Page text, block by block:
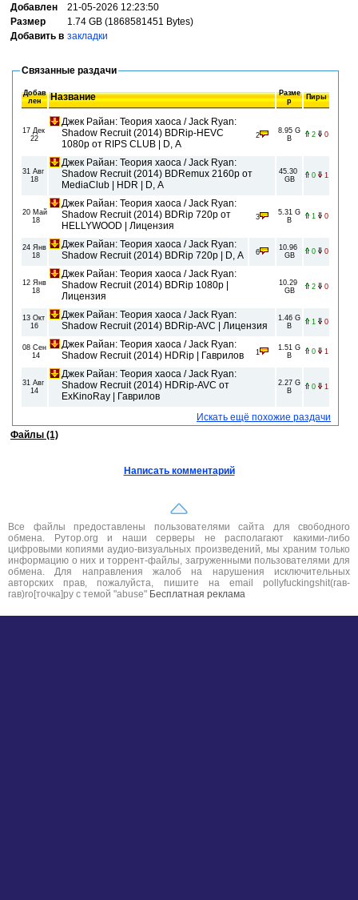
Добавлен
21-05-2026 12:23:50
Размер
1.74 GB (1868581451 Bytes)
Добавить в закладки
Связанные раздачи
Добав
лен
Название
Разме
р
Пиры
17 Дек
22
Джек Райан: Теория хаоса / Jack Ryan:
Shadow Recruit (2014) BDRip-HEVC
1080p от RIPS CLUB | D, A
2
8.95 G
B
2 0
31 Авг
18
Джек Райан: Теория хаоса / Jack Ryan:
Shadow Recruit (2014) BDRemux 2160p от
MediaClub | HDR | D, A
45.30
GB
0 1
20 Май
18
Джек Райан: Теория хаоса / Jack Ryan:
Shadow Recruit (2014) BDRip 720p от
HELLYWOOD | Лицензия
3
5.31 G
B
1 0
24 Янв
18
Джек Райан: Теория хаоса / Jack Ryan:
Shadow Recruit (2014) BDRip 720p | D, A
6
10.96
GB
0 0
12 Янв
18
Джек Райан: Теория хаоса / Jack Ryan:
Shadow Recruit (2014) BDRip 1080p |
Лицензия
10.29
GB
2 0
13 Окт
16
Джек Райан: Теория хаоса / Jack Ryan:
Shadow Recruit (2014) BDRip-AVC | Лицензия
1.46 G
B
1 0
08 Сен
14
Джек Райан: Теория хаоса / Jack Ryan:
Shadow Recruit (2014) HDRip | Гаврилов
1
1.51 G
B
0 1
31 Авг
14
Джек Райан: Теория хаоса / Jack Ryan:
Shadow Recruit (2014) HDRip-AVC от
ExKinoRay | Гаврилов
2.27 G
B
0 1
Искать ещё похожие раздачи
Файлы (1)
Написать комментарий
Все файлы предоставлены пользователями сайта для свободного
обмена. Рутор.org и наши серверы не располагают какими-либо
цифровыми копиями аудио-визуальных произведений, мы храним только
информацию о них и торрент-файлы, загруженными пользователями для
обмена. Для направления жалоб на нарушения исключительных
авторских прав, пожалуйста, пишите на email pollyfuckingshit(гав-
гав)ro[точка]ру с темой "abuse" Бесплатная реклама